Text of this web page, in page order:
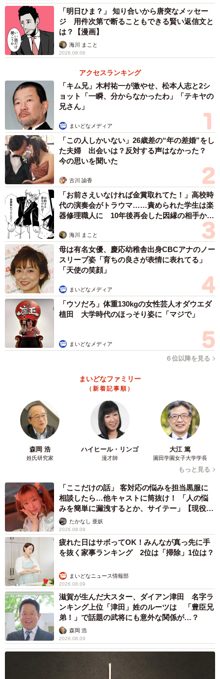
3/16
電話対応が素敵な枝豆さん（新月ゆきさん提供）
では分かっていても、彼女はそれすら怖いと感じていまし
た。そんな恐怖から自信を失った彼女は、これが原因で退
職届を提出します。
コツはもう1度聞くこと（新月ゆきさん提供）
隣で電話応対を見学すると、枝豆さんの話し方は驚くほど
「大切なのは、正しい情報を聞き取り、正しく伝えるこ
と」だと教えてくれます。
5/16
勇気を出して内容を聞き直すことに成功（新月ゆきさん提供）
「明日ひま？」 知り合いから唐突なメッセー
ジ 用件次第で断ることもできる賢い返信文と
は？【漫画】
海川 まこと
2026.08.06
アクセスランキング
「キム兄」木村祐一が激やせ、松本人志と2シ
ョット「一瞬、分からなかったわ」「テキヤの
兄さん」
まいどなメディア
「この人しかいない」26歳差の“年の差婚”をし
た夫婦 出会いは？反対する声はなかった？
今の思いを聞いた
古川 諭香
「お前さえいなければ金賞取れてた！」高校時
代の演奏会がトラウマ……責められた学生は楽
器修理職人に 10年後再会した因縁の相手から
海川 まこと
母は有名女優、慶応幼稚舎出身CBCアナのノー
スリーブ姿「育ちの良さが表情に表れてる」
「天使の笑顔」
まいどなメディア
「ウソだろ」体重130kgの女性芸人オダウエダ
植田 大学時代のほっそり姿に「マジで」
まいどなメディア
６位以降を見る
まいどなファミリー
（新着記事順）
森岡 浩
姓氏研究家
ハイヒール・リンゴ
漫才師
大江 篤
園田学園女子大学学長
もっと見る
「ここだけの話」 客対応の悩みを担当黒服に
相談したら…他キャストに筒抜け！ 「人の悩
みを簡単に漏洩するとか、サイテー」【現役キ
ャストに取材】
たかなし 亜妖
2026.08.09
疲れた日はサボってOK！みんなが真っ先に手
を抜く家事ランキング 2位は「掃除」1位は？
まいどなニュース情報部
2026.08.09
滋賀が生んだ大スター、ダイアン津田 名字ラ
ンキング上位「津田」姓のルーツは 「豊臣兄
弟！」で話題の武将にも意外な関係が…？
森岡 浩
2026.08.09